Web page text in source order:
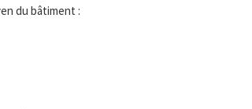
du bâtiment :